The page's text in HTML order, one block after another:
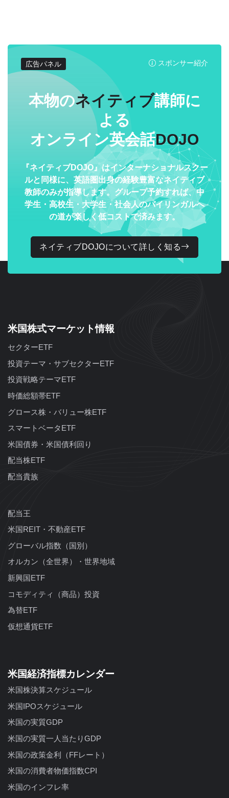
広告パネル スポンサー紹介
本物のネイティブ講師に
よる
オンライン英会話DOJO
『ネイティブDOJO』はインターナショナルスクー
ルと同様に、英語圏出身の経験豊富なネイティブ
教師のみが指導します。グループ予約すれば、中
学生・高校生・大学生・社会人のバイリンガルへ
の道が楽しく低コストで済みます。
ネイティブDOJOについて詳しく知る
米国株式マーケット情報
セクターETF
投資テーマ・サブセクターETF
投資戦略テーマETF
時価総額帯ETF
グロース株・バリュー株ETF
スマートベータETF
米国債券・米国債利回り
配当株ETF
配当貴族
配当王
米国REIT・不動産ETF
グローバル指数（国別）
オルカン（全世界）・世界地域
新興国ETF
コモディティ（商品）投資
為替ETF
仮想通貨ETF
米国経済指標カレンダー
米国株決算スケジュール
米国IPOスケジュール
米国の実質GDP
米国の実質一人当たりGDP
米国の政策金利（FFレート）
米国の消費者物価指数CPI
米国のインフレ率